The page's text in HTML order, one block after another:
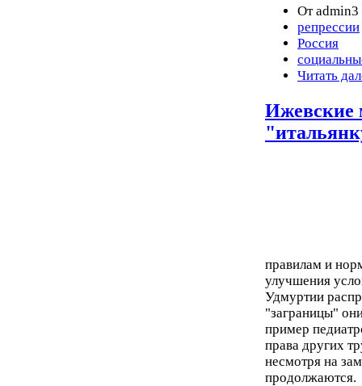
От admin3
репрессии
Россия
Читать
Ижевские
правилам и
улучшения
Удмуртии
"заграницы"
пример
права других
несмотря на
продолжаются.